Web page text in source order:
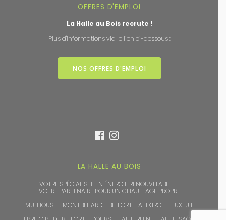
LA HALLE AU BOIS
VOTRE SPÉCIALISTE EN ÉNERGIE RENOUVELABLE ET
VOTRE PARTENAIRE POUR UN CHAUFFAGE PROPRE
MULHOUSE - MONTBELIARD - BELFORT - ALTKIRCH - LUXEUIL
OFFRES D'EMPLOI
La Halle au Bois recrute !
Plus d'informations via le lien ci-dessous :
NOS OFFRES D'EMPLOI